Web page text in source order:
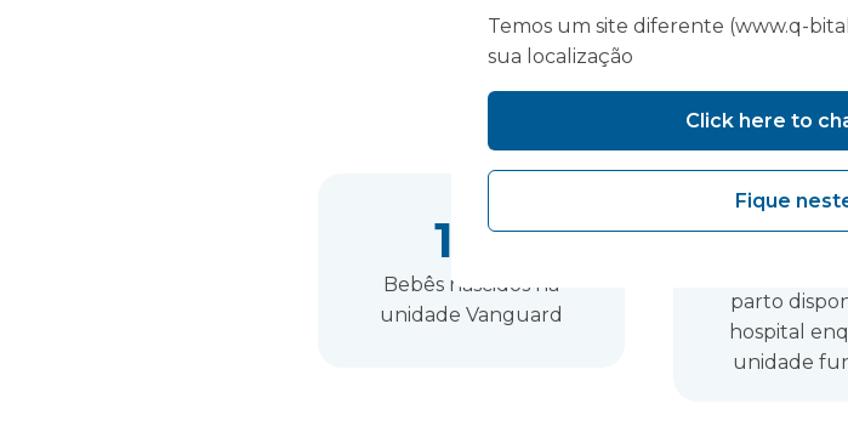
Estatísticas
125
Bebês nascidos na
unidade Vanguard
4
parto
hospital
unidade
Temos um site diferente (www.q-
sua localização
Click here to
Fique